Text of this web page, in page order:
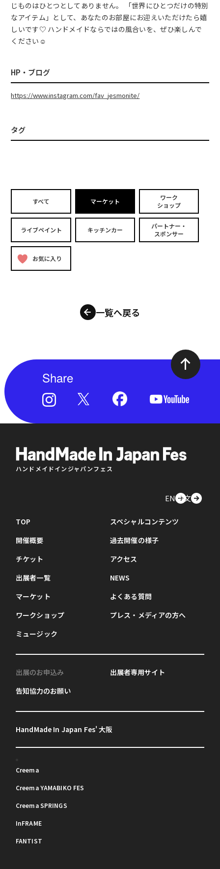
じものはひとつとしてありません。 「世界にひとつだけの特別
なアイテム」として、あなたのお部屋にお迎えいただけたら嬉
しいです♡ ハンドメイドならではの風合いを、ぜひ楽しんで
ください☺️
HP・ブログ
https://www.instagram.com/fav_jesmonite/
タグ
すべて マーケット
ワーク
ショップ
ライブペイント キッチンカー
パートナー・
スポンサー
お気に入り
一覧へ戻る
Share
ハンドメイドインジャパンフェス
EN中文
TOP
開催概要
チケット
出展者一覧
マーケット
ワークショップ
ミュージック
スペシャルコンテンツ
過去開催の様子
アクセス
NEWS
よくある質問
プレス・メディアの方へ
出展のお申込み
告知協力のお願い
出展者専用サイト
HandMade In Japan Fes' 大阪
Creema
Creema YAMABIKO FES
Creema SPRINGS
InFRAME
FANTIST